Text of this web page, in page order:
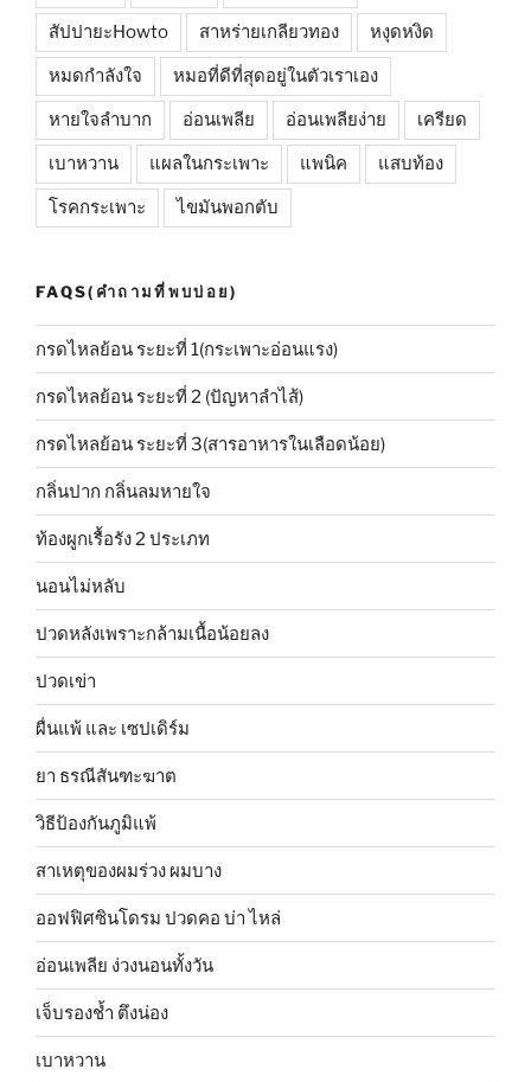
สัปปายะHowto สาหร่ายเกลียวทอง หงุดหงิด
หมดกำลังใจ หมอที่ดีที่สุดอยู่ในตัวเราเอง
หายใจลำบาก อ่อนเพลีย อ่อนเพลียง่าย เครียด
เบาหวาน แผลในกระเพาะ แพนิค แสบท้อง
โรคกระเพาะ ไขมันพอกตับ
FAQS(คำถามที่พบบ่อย)
กรดไหลย้อน ระยะที่ 1(กระเพาะอ่อนแรง)
กรดไหลย้อน ระยะที่ 2 (ปัญหาลำไส้)
กรดไหลย้อน ระยะที่ 3(สารอาหารในเลือดน้อย)
กลิ่นปาก กลิ่นลมหายใจ
ท้องผูกเรื้อรัง 2 ประเภท
นอนไม่หลับ
ปวดหลังเพราะกล้ามเนื้อน้อยลง
ปวดเข่า
ผื่นแพ้ และ เซปเดิร์ม
ยา ธรณีสันฑะฆาต
วิธีป้องกันภูมิแพ้
สาเหตุของผมร่วง ผมบาง
ออฟฟิศซินโดรม ปวดคอ บ่า ไหล่
อ่อนเพลีย ง่วงนอนทั้งวัน
เจ็บรองช้ำ ตึงน่อง
เบาหวาน